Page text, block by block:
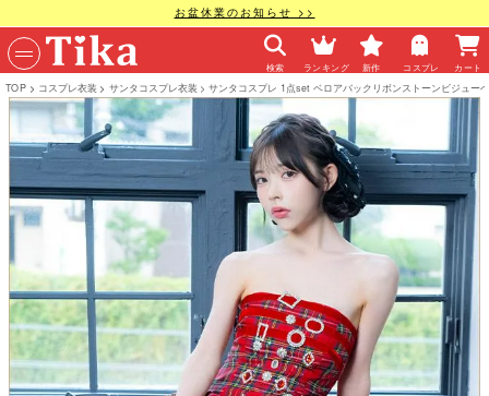
お盆休業のお知らせ >>
検索 ランキング 新作 コスプレ カート
TOP コスプレ衣装 サンタコスプレ衣装 サンタコスプレ 1点set ベロアバックリボンストーンビジュー